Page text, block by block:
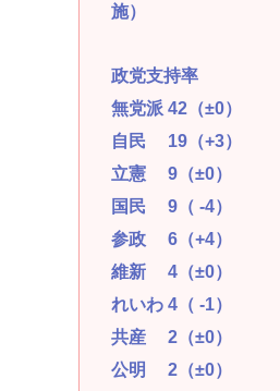
施）
政党支持率
無党派 42（±0）
自民 19（+3）
立憲 9（±0）
国民 9（ -4）
参政 6（+4）
維新 4（±0）
れいわ 4（ -1）
共産 2（±0）
公明 2（±0）